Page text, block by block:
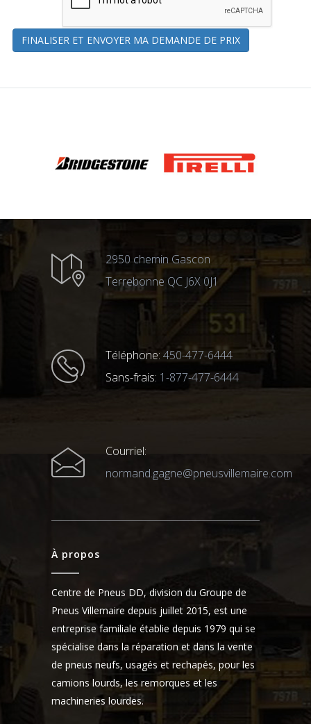
FINALISER ET ENVOYER MA DEMANDE DE PRIX
2950 chemin Gascon
Terrebonne QC J6X 0J1
Téléphone: 450-477-6444
Sans-frais: 1-877-477-6444
Courriel:
normand.gagne@pneusvillemaire.com
À propos
Centre de Pneus DD, division du Groupe de
Pneus Villemaire depuis juillet 2015, est une
entreprise familiale établie depuis 1979 qui se
spécialise dans la réparation et dans la vente
de pneus neufs, usagés et rechapés, pour les
camions lourds, les remorques et les
machineries lourdes.